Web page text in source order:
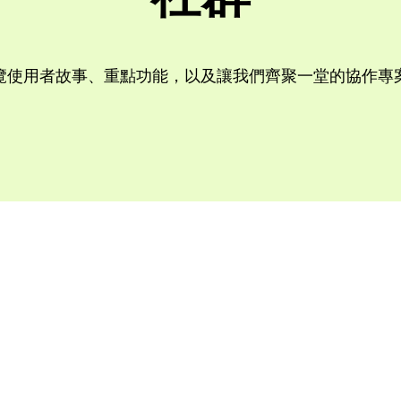
使用者故事、重點功能，以及讓我們齊聚一堂的協作專